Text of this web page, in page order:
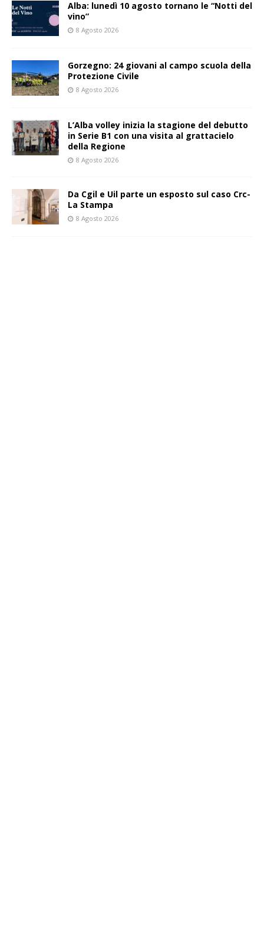
Alba: lunedì 10 agosto tornano le “Notti del
vino”
8 Agosto 2026
Gorzegno: 24 giovani al campo scuola della
Protezione Civile
8 Agosto 2026
L’Alba volley inizia la stagione del debutto
in Serie B1 con una visita al grattacielo
della Regione
8 Agosto 2026
Da Cgil e Uil parte un esposto sul caso Crc-
La Stampa
8 Agosto 2026